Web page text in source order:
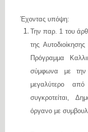
Έχοντας υπόψη:
Την παρ. 1 του
της
Πρόγραμμα
σύμφωνα με την
μεγαλύτερο
συγκροτείται,
όργανο με